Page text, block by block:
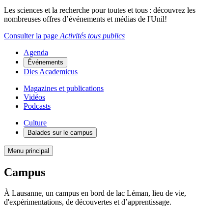
Les sciences et la recherche pour toutes et tous : découvrez les
nombreuses offres d’événements et médias de l'Unil!
Consulter la page Activités tous publics
Agenda
Événements
Dies Academicus
Magazines et publications
Vidéos
Podcasts
Culture
Balades sur le campus
Menu principal
Campus
À Lausanne, un campus en bord de lac Léman, lieu de vie,
d'expérimentations, de découvertes et d’apprentissage.